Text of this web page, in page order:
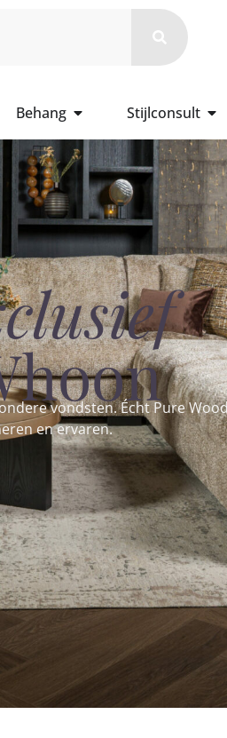
Behang Stijlconsult
vondsten. Écht Pure
en ervaren.